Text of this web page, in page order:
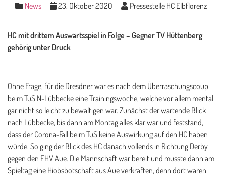
News 23. Oktober 2020 Pressestelle HC Elbflorenz
HC mit drittem Auswärtsspiel in Folge – Gegner TV Hüttenberg
gehörig unter Druck
Ohne Frage, für die Dresdner war es nach dem Überraschungscoup
beim TuS N-Lübbecke eine Trainingswoche, welche vor allem mental
gar nicht so leicht zu bewältigen war. Zunächst der wartende Blick
nach Lübbecke, bis dann am Montag alles klar war und feststand,
dass der Corona-Fall beim TuS keine Auswirkung auf den HC haben
würde. So ging der Blick des HC danach vollends in Richtung Derby
gegen den EHV Aue. Die Mannschaft war bereit und musste dann am
Spieltag eine Hiobsbotschaft aus Aue verkraften, denn dort waren